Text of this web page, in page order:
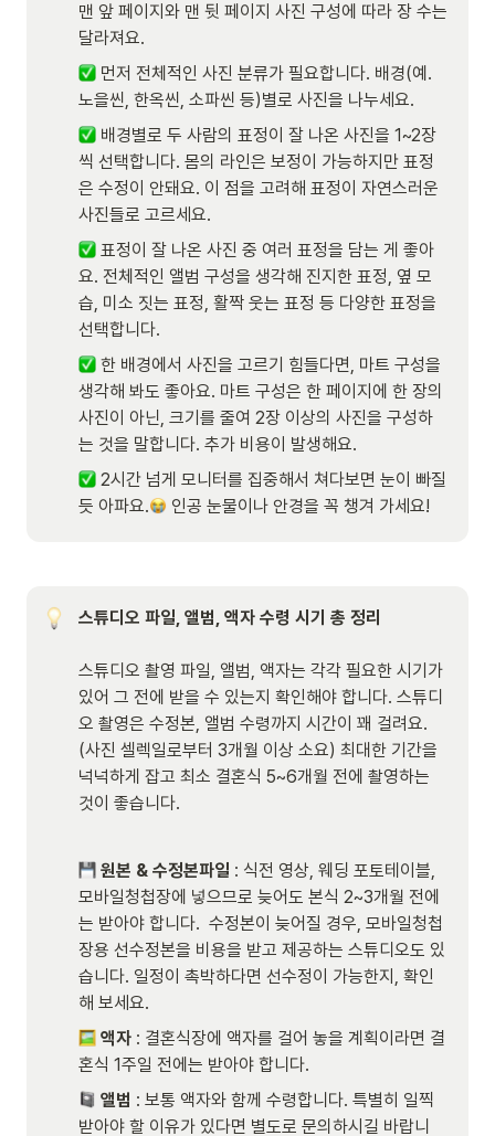
맨 앞 페이지와 맨 뒷 페이지 사진 구성에 따라 장 수는
달라져요.
먼저 전체적인 사진 분류가 필요합니다. 배경(예.
노을씬, 한옥씬, 소파씬 등)별로 사진을 나누세요.
배경별로 두 사람의 표정이 잘 나온 사진을 1~2장
씩 선택합니다. 몸의 라인은 보정이 가능하지만 표정
은 수정이 안돼요. 이 점을 고려해 표정이 자연스러운
사진들로 고르세요.
표정이 잘 나온 사진 중 여러 표정을 담는 게 좋아
요. 전체적인 앨범 구성을 생각해 진지한 표정, 옆 모
습, 미소 짓는 표정, 활짝 웃는 표정 등 다양한 표정을
선택합니다.
한 배경에서 사진을 고르기 힘들다면, 마트 구성을
생각해 봐도 좋아요. 마트 구성은 한 페이지에 한 장의
사진이 아닌, 크기를 줄여 2장 이상의 사진을 구성하
는 것을 말합니다. 추가 비용이 발생해요.
2시간 넘게 모니터를 집중해서 쳐다보면 눈이 빠질
듯 아파요.
인공 눈물이나 안경을 꼭 챙겨 가세요!
스튜디오 파일, 앨범, 액자 수령 시기 총 정리
스튜디오 촬영 파일, 앨범, 액자는 각각 필요한 시기가
있어 그 전에 받을 수 있는지 확인해야 합니다. 스튜디
오 촬영은 수정본, 앨범 수령까지 시간이 꽤 걸려요.
(사진 셀렉일로부터 3개월 이상 소요) 최대한 기간을
넉넉하게 잡고 최소 결혼식 5~6개월 전에 촬영하는
것이 좋습니다.
원본 & 수정본파일 : 식전 영상, 웨딩 포토테이블,
모바일청첩장에 넣으므로 늦어도 본식 2~3개월 전에
는 받아야 합니다.  수정본이 늦어질 경우, 모바일청첩
장용 선수정본을 비용을 받고 제공하는 스튜디오도 있
습니다. 일정이 촉박하다면 선수정이 가능한지, 확인
해 보세요.
액자 : 결혼식장에 액자를 걸어 놓을 계획이라면 결
혼식 1주일 전에는 받아야 합니다.
앨범 : 보통 액자와 함께 수령합니다. 특별히 일찍
받아야 할 이유가 있다면 별도로 문의하시길 바랍니